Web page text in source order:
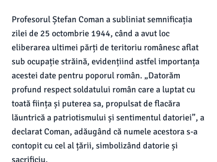
Profesorul Ștefan Coman a subliniat semnificația
zilei de 25 octombrie 1944, când a avut loc
eliberarea ultimei părți de teritoriu românesc aflat
sub ocupație străină, evidențiind astfel importanța
acestei date pentru poporul român. „Datorăm
profund respect soldatului român care a luptat cu
toată ființa și puterea sa, propulsat de flacăra
lăuntrică a patriotismului și sentimentul datoriei”, a
declarat Coman, adăugând că numele acestora s-a
contopit cu cel al țării, simbolizând datorie și
sacrificiu.